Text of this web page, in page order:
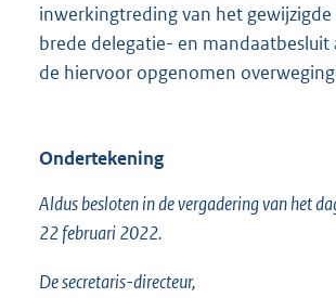
inwerkingtreding van het
brede delegatie- en mandaatbesluit
de hiervoor opgenomen
Ondertekening
Aldus besloten in de vergadering van het
22 februari 2022.
De secretaris-directeur,